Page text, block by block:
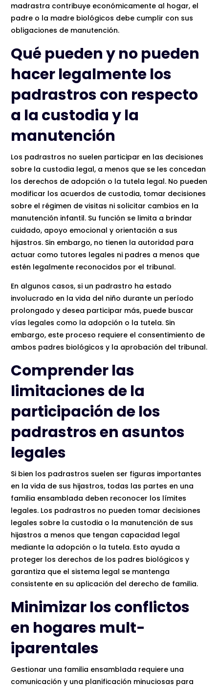
madrastra contribuye económicamente al hogar, el
padre o la madre biológicos debe cumplir con sus
obligaciones de manutención.
Qué pueden y no pueden
hacer legalmente los
padrastros con respecto
a la custodia y la
manutención
Los padrastros no suelen participar en las decisiones
sobre la custodia legal, a menos que se les concedan
los derechos de adopción o la tutela legal. No pueden
modificar los acuerdos de custodia, tomar decisiones
sobre el régimen de visitas ni solicitar cambios en la
manutención infantil. Su función se limita a brindar
cuidado, apoyo emocional y orientación a sus
hijastros. Sin embargo, no tienen la autoridad para
actuar como tutores legales ni padres a menos que
estén legalmente reconocidos por el tribunal.
En algunos casos, si un padrastro ha estado
involucrado en la vida del niño durante un período
prolongado y desea participar más, puede buscar
vías legales como la adopción o la tutela. Sin
embargo, este proceso requiere el consentimiento de
ambos padres biológicos y la aprobación del tribunal.
Comprender las
limitaciones de la
participación de los
padrastros en asuntos
legales
Si bien los padrastros suelen ser figuras importantes
en la vida de sus hijastros, todas las partes en una
familia ensamblada deben reconocer los límites
legales. Los padrastros no pueden tomar decisiones
legales sobre la custodia o la manutención de sus
hijastros a menos que tengan capacidad legal
mediante la adopción o la tutela. Esto ayuda a
proteger los derechos de los padres biológicos y
garantiza que el sistema legal se mantenga
consistente en su aplicación del derecho de familia.
Minimizar los conflictos
en hogares mult-
iparentales
Gestionar una familia ensamblada requiere una
comunicación y una planificación minuciosas para